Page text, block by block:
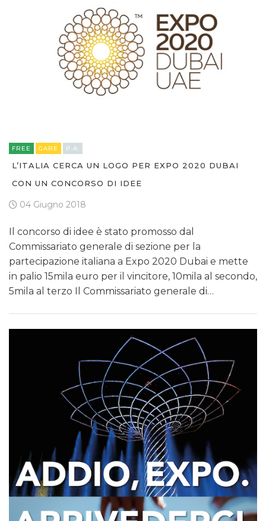
FREE GARE P.A.
L’ITALIA CERCA UN LOGO PER EXPO 2020 DUBAI
CON UN CONCORSO DI IDEE
04 Giugno 2018
Il concorso di idee è stato promosso dal
Commissariato generale di sezione per la
partecipazione italiana a Expo 2020 Dubai e mette
in palio 15mila euro per il vincitore, 10mila al secondo,
5mila al terzo Il Commissariato generale di…